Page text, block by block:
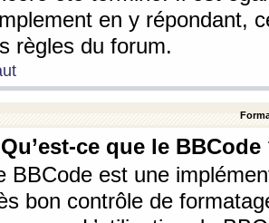
en y répondant,
règles du forum.
ce que le BBCode
BBCode est une
bon contrôle de